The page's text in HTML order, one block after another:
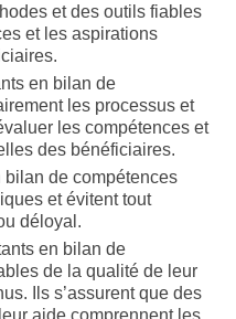
et des outils fiables
et les aspirations
en bilan de
les processus et
les compétences et
des bénéficiaires.
bilan de compétences
et évitent tout
déloyal.
en bilan de
de la qualité de leur
Ils s’assurent que des
aide comprennent les